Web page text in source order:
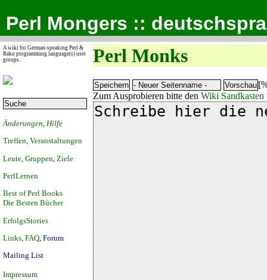
Perl Mongers ::
A wiki for German-speaking Perl &
Raku programming language(s) user
groups.
Änderungen Hilfe
Treffen, Veranstaltungen
Leute Gruppen Ziele
PerlLernen
Best of Perl Books
Die Besten Bücher
ErfolgsStories
Links FAQ Forum
Mailing List
Impressum
Perl Monks
Zum Ausprobieren bitte den Wiki Sandkasten